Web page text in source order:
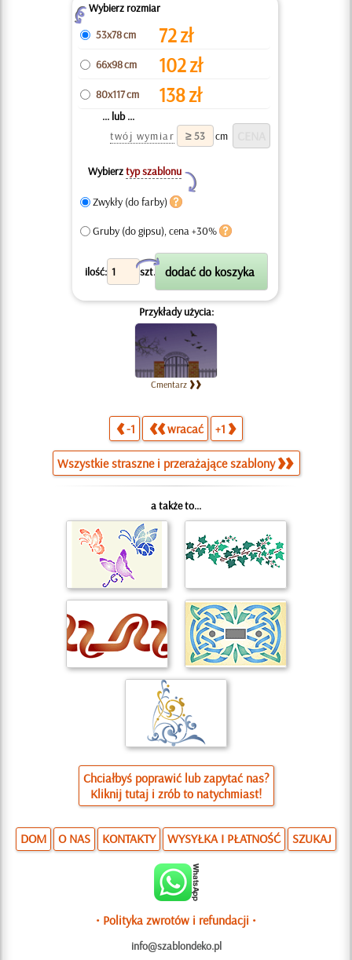
ZWybierz rozmiar
53x78 cm
72zł
66x98 cm 102zł
80x117 cm 138zł
... lub ...
twój wymiar
cm
Wybierztyp szablonu
Y
Zwykły (do farby)
Gruby (do gipsu), cena +30%
ilość: szt.
X
Przykłady użycia:
Cmentarz
-1 wracać +1
Wszystkie straszne i przerażające szablony
a także to...
Chciałbyś poprawić lub zapytać nas?
Kliknij tutaj i zrób to natychmiast!
DOM O NAS KONTAKTY WYSYŁKA I PŁATNOŚĆ SZUKAJ
• Polityka zwrotów i refundacji •
info@szablondeko.pl